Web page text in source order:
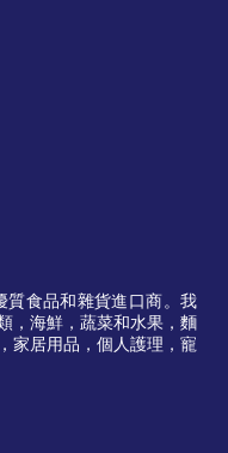
質食品和雜貨進口商。我
，海鮮，蔬菜和水果，麵
家居用品，個人護理，寵